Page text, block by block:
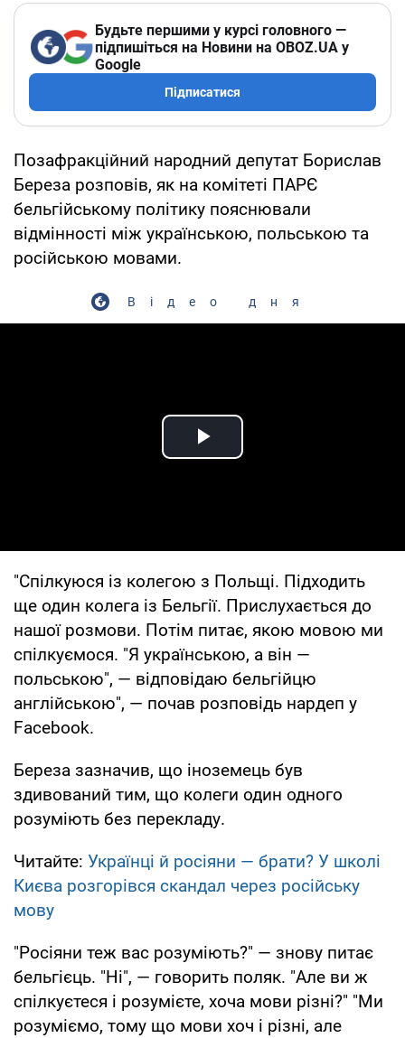
Будьте першими у курсі головного —
підпишіться на Новини на OBOZ.UA у
Google
Підписатися
Позафракційний народний депутат Борислав
Береза ​​розповів, як на комітеті ПАРЄ
бельгійському політику пояснювали
відмінності між українською, польською та
російською мовами.
Відео дня
Play Video
"Спілкуюся із колегою з Польщі. Підходить
ще один колега із Бельгії. Прислухається до
нашої розмови. Потім питає, якою мовою ми
спілкуємося. "Я українською, а він —
польською", — відповідаю бельгійцю
англійською", — почав розповідь нардеп у
Facebook.
Береза ​​зазначив, що іноземець був
здивований тим, що колеги один одного
розуміють без перекладу.
Читайте: Українці й росіяни — брати? У школі
Києва розгорівся скандал через російську
мову
"Росіяни теж вас розуміють?" — знову питає
бельгієць. "Ні", — говорить поляк. "Але ви ж
спілкуєтеся і розумієте, хоча мови різні?" "Ми
розуміємо, тому що мови хоч і різні, але